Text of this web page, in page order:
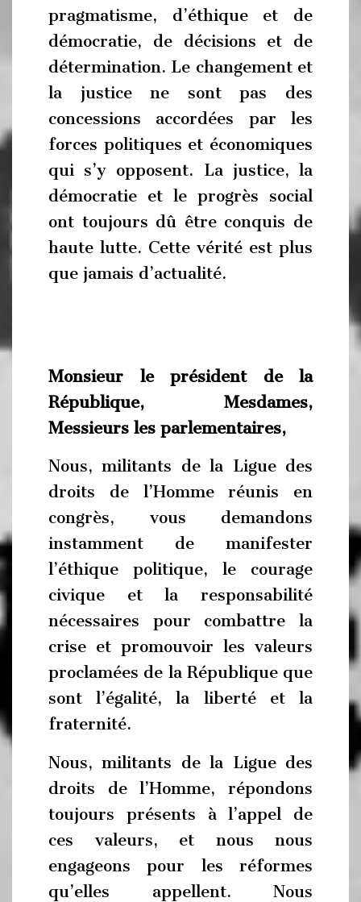
pragmatisme, d’éthique et de
démocratie, de décisions et de
détermination. Le changement et
la justice ne sont pas des
concessions accordées par les
forces politiques et économiques
qui s’y opposent. La justice, la
démocratie et le progrès social
ont toujours dû être conquis de
haute lutte. Cette vérité est plus
que jamais d’actualité.
Monsieur le président de la
République, Mesdames,
Messieurs les parlementaires,
Nous, militants de la Ligue des
droits de l’Homme réunis en
congrès, vous demandons
instamment de manifester
l’éthique politique, le courage
civique et la responsabilité
nécessaires pour combattre la
crise et promouvoir les valeurs
proclamées de la République que
sont l’égalité, la liberté et la
fraternité.
Nous, militants de la Ligue des
droits de l’Homme, répondons
toujours présents à l’appel de
ces valeurs, et nous nous
engageons pour les réformes
qu’elles appellent. Nous